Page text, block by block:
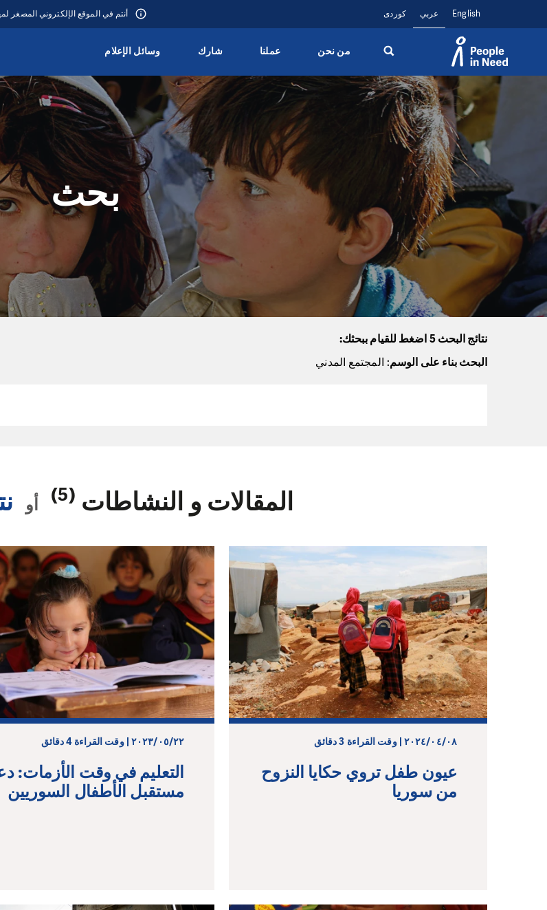
Přeskočit na obsah
أنتم في الموقع الإلكتروني English عربي کوردی
من نحن عملنا شارك وسائل الإعلام
بحث
نتائج البحث 5 اضغط للقيام ببحثك:
البحث بناء على الوسم: المجتمع المدني
المقالات و النشاطات (5) أو
٠٨‏/٠٤‏/٢٠٢٤ | وقت القراءة 3 دقائق
عيون طفل تروي حكايا النزوح
من سوريا
٢٢‏/٠٥‏/٢٠٢٣ | وقت القراءة 4 دقائق
التعليم في وقت الأزمات:
مستقبل الأطفال السوريين